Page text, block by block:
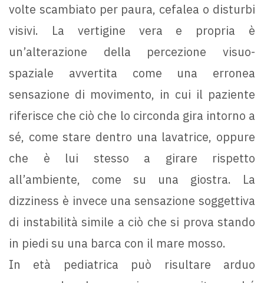
volte scambiato per paura, cefalea o disturbi
visivi. La vertigine vera e propria è
un’alterazione della percezione visuo-
spaziale avvertita come una erronea
sensazione di movimento, in cui il paziente
riferisce che ciò che lo circonda gira intorno a
sé, come stare dentro una lavatrice, oppure
che è lui stesso a girare rispetto
all’ambiente, come su una giostra. La
dizziness è invece una sensazione soggettiva
di instabilità simile a ciò che si prova stando
in piedi su una barca con il mare mosso.
In età pediatrica può risultare arduo